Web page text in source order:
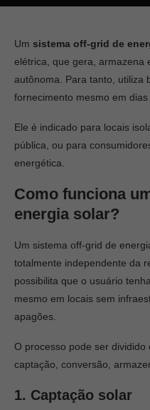
Um sistema off-grid de
elétrica, que gera, armazena
autônoma. Para tanto, utiliza
fornecimento mesmo em
Ele é indicado para locais
pública, ou para
energética.
Como funciona
energia solar?
Um sistema off-grid de
totalmente independente da
possibilita que o usuário
mesmo em locais sem
apagões.
O processo pode ser
captação, conversão,
1. Captação solar